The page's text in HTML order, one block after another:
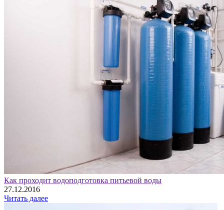
Как проходит водоподготовка питьевой воды
27.12.2016
Читать далее